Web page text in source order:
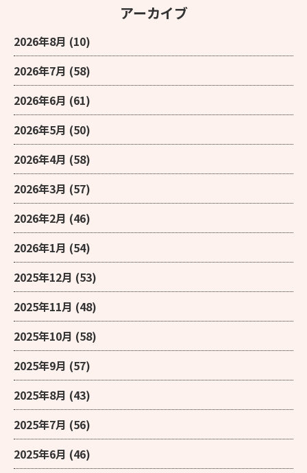
アーカイブ
2026年8月 (10)
2026年7月 (58)
2026年6月 (61)
2026年5月 (50)
2026年4月 (58)
2026年3月 (57)
2026年2月 (46)
2026年1月 (54)
2025年12月 (53)
2025年11月 (48)
2025年10月 (58)
2025年9月 (57)
2025年8月 (43)
2025年7月 (56)
2025年6月 (46)